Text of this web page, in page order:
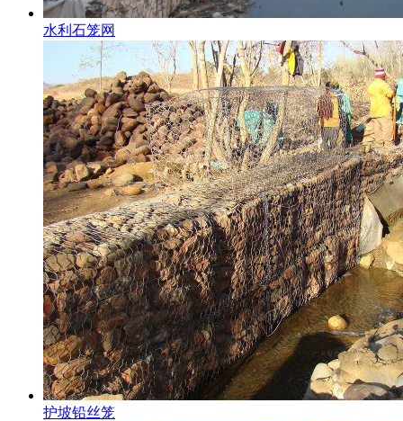
水利石笼网
护坡铅丝笼